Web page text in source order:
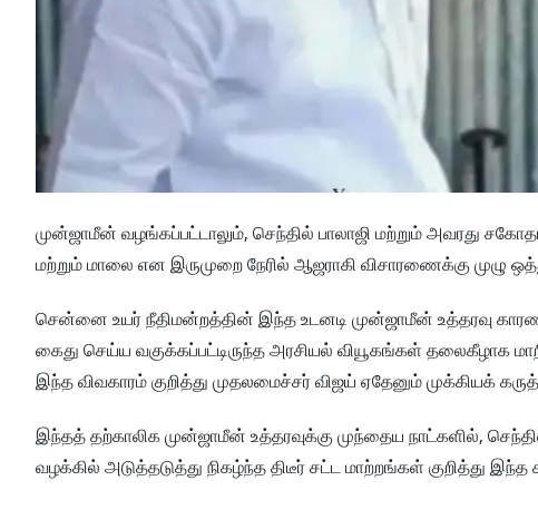
முன்ஜாமீன் வழங்கப்பட்டாலும், செந்தில் பாலாஜி மற்றும் அவரது
மற்றும் மாலை என இருமுறை நேரில் ஆஜராகி விசாரணைக்கு முழு
சென்னை உயர் நீதிமன்றத்தின் இந்த உடனடி முன்ஜாமீன் உத்தரவு
கைது செய்ய வகுக்கப்பட்டிருந்த அரசியல் வியூகங்கள் தலைகீழாக
இந்த விவகாரம் குறித்து முதலமைச்சர் விஜய் ஏதேனும் முக்கியக்
இந்தத் தற்காலிக முன்ஜாமீன் உத்தரவுக்கு முந்தைய நாட்களில்,
வழக்கில் அடுத்தடுத்து நிகழ்ந்த திடீர் சட்ட மாற்றங்கள் குறித்து